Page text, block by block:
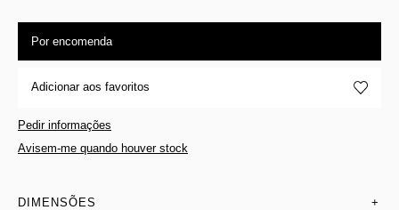
Por encomenda
Adicionar aos favoritos
Pedir informações
Avisem-me quando houver stock
DIMENSÕES +